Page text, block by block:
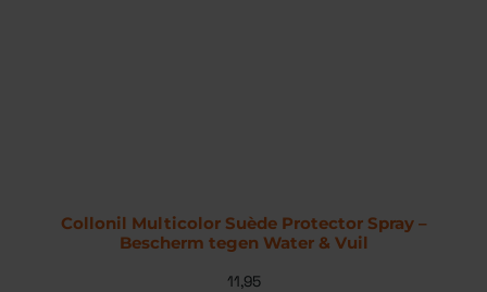
Collonil Multicolor Suède Protector Spray –
Bescherm tegen Water & Vuil
11,95